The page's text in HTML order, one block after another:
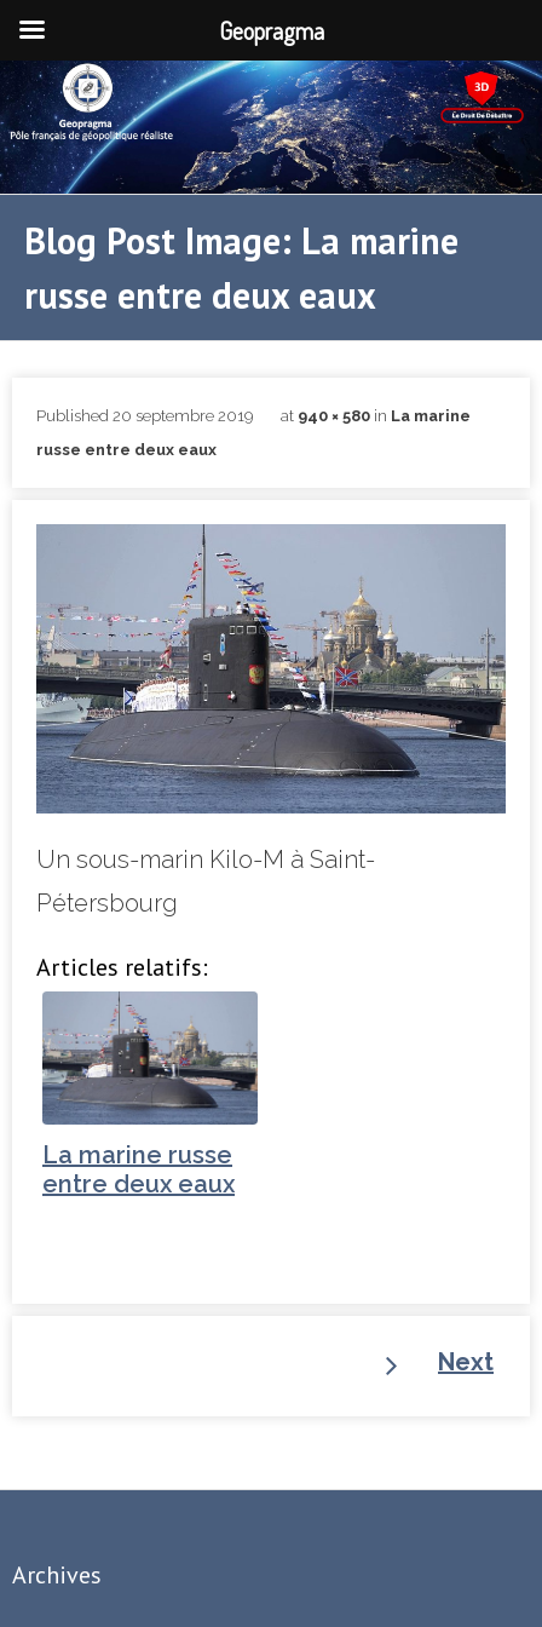
Blog Post Image: La marine
russe entre deux eaux
Published 20 septembre 2019 at 940 × 580 in La marine
russe entre deux eaux
Un sous-marin Kilo-M à Saint-
Pétersbourg
Articles relatifs:
La marine russe
entre deux eaux
Next
Archives
Geopragma